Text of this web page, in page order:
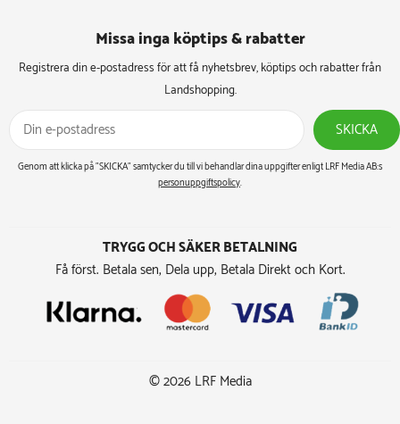
Missa inga köptips & rabatter​
Registrera din e-postadress för att få nyhetsbrev, köptips och rabatter från
Landshopping.
SKICKA
Genom att klicka på ”SKICKA” samtycker du till vi behandlar dina uppgifter enligt LRF Media AB:s
personuppgiftspolicy.
TRYGG OCH SÄKER BETALNING
Få först. Betala sen, Dela upp, Betala Direkt och Kort.
© 2026 LRF Media